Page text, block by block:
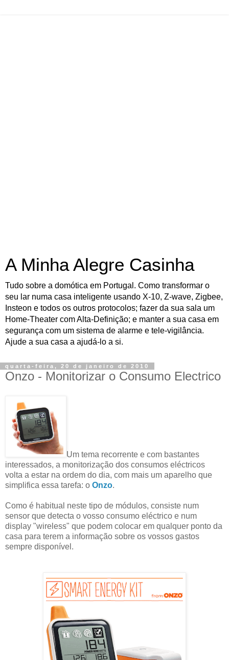
A Minha Alegre Casinha
Tudo sobre a domótica em Portugal. Como transformar o
seu lar numa casa inteligente usando X-10, Z-wave, Zigbee,
Insteon e todos os outros protocolos; fazer da sua sala um
Home-Theater com Alta-Definição; e manter a sua casa em
segurança com um sistema de alarme e tele-vigilância.
Ajude a sua casa a ajudá-lo a si.
quarta-feira, 20 de janeiro de 2010
Onzo - Monitorizar o Consumo Electrico
Um tema recorrente e com bastantes
interessados, a monitorização dos consumos eléctricos
volta a estar na ordem do dia, com mais um aparelho que
simplifica essa tarefa: o Onzo.
Como é habitual neste tipo de módulos, consiste num
sensor que detecta o vosso consumo eléctrico e num
display "wireless" que podem colocar em qualquer ponto da
casa para terem a informação sobre os vossos gastos
sempre disponível.